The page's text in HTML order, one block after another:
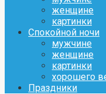
женщине
картинки
Спокойной ночи
мужчине
женщине
картинки
хорошего
Праздники